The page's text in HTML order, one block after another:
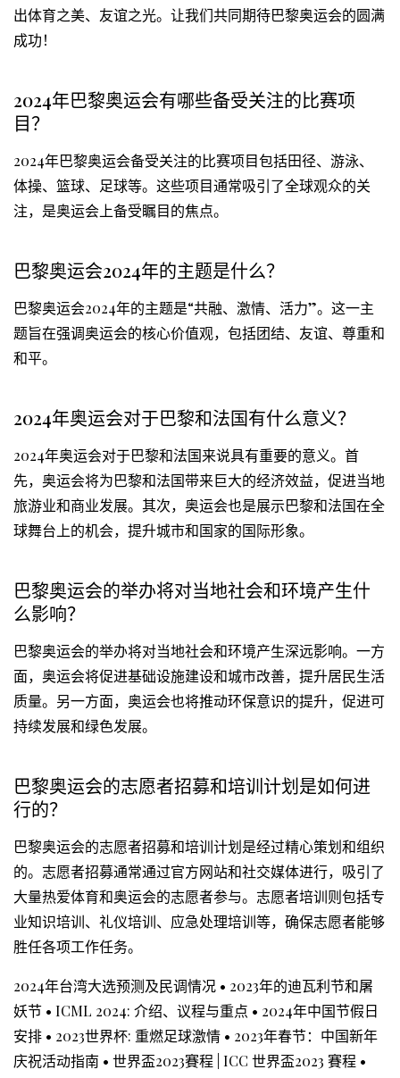
出体育之美、友谊之光。让我们共同期待巴黎奥运会的圆满
成功！
2024年巴黎奥运会有哪些备受关注的比赛项
目？
2024年巴黎奥运会备受关注的比赛项目包括田径、游泳、
体操、篮球、足球等。这些项目通常吸引了全球观众的关
注，是奥运会上备受瞩目的焦点。
巴黎奥运会2024年的主题是什么？
巴黎奥运会2024年的主题是“共融、激情、活力”。这一主
题旨在强调奥运会的核心价值观，包括团结、友谊、尊重和
和平。
2024年奥运会对于巴黎和法国有什么意义？
2024年奥运会对于巴黎和法国来说具有重要的意义。首
先，奥运会将为巴黎和法国带来巨大的经济效益，促进当地
旅游业和商业发展。其次，奥运会也是展示巴黎和法国在全
球舞台上的机会，提升城市和国家的国际形象。
巴黎奥运会的举办将对当地社会和环境产生什
么影响？
巴黎奥运会的举办将对当地社会和环境产生深远影响。一方
面，奥运会将促进基础设施建设和城市改善，提升居民生活
质量。另一方面，奥运会也将推动环保意识的提升，促进可
持续发展和绿色发展。
巴黎奥运会的志愿者招募和培训计划是如何进
行的？
巴黎奥运会的志愿者招募和培训计划是经过精心策划和组织
的。志愿者招募通常通过官方网站和社交媒体进行，吸引了
大量热爱体育和奥运会的志愿者参与。志愿者培训则包括专
业知识培训、礼仪培训、应急处理培训等，确保志愿者能够
胜任各项工作任务。
2024年台湾大选预测及民调情况 • 2023年的迪瓦利节和屠
妖节 • ICML 2024: 介绍、议程与重点 • 2024年中国节假日
安排 • 2023世界杯: 重燃足球激情 • 2023年春节：中国新年
庆祝活动指南 • 世界盃2023賽程 | ICC 世界盃2023 賽程 •